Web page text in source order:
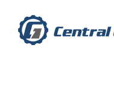
content